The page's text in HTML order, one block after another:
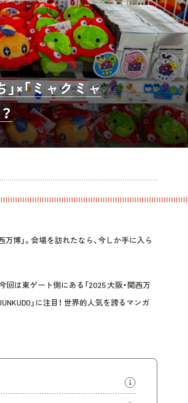
×「ミャクミャ
博」。会場を訪れたなら、今しか手に入ら
は東ゲート側にある「2025 大阪・関西万
」に注目！ 世界的人気を誇るマンガ